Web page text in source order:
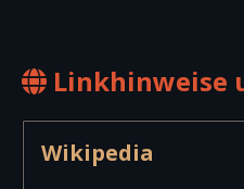
Linkhinweise
Wikipedia